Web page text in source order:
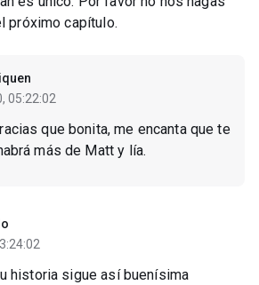
próximo capítulo.
05:22:02
que bonita, me encanta que te
más de Matt y lía.
historia sigue así buenísima